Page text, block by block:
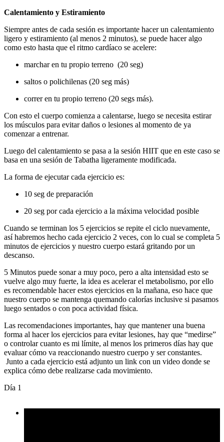
Calentamiento y Estiramiento
Siempre antes de cada sesión es importante hacer un calentamiento
ligero y estiramiento (al menos 2 minutos), se puede hacer algo
como esto hasta que el ritmo cardíaco se acelere:
marchar en tu propio terreno (20 seg)
saltos o polichilenas (20 seg más)
correr en tu propio terreno (20 segs más).
Con esto el cuerpo comienza a calentarse, luego se necesita estirar
los músculos para evitar daños o lesiones al momento de ya
comenzar a entrenar.
Luego del calentamiento se pasa a la sesión HIIT que en este caso se
basa en una sesión de Tabatha ligeramente modificada.
La forma de ejecutar cada ejercicio es:
10 seg de preparación
20 seg por cada ejercicio a la máxima velocidad posible
Cuando se terminan los 5 ejercicios se repite el ciclo nuevamente,
así habremos hecho cada ejercicio 2 veces, con lo cual se completa 5
minutos de ejercicios y nuestro cuerpo estará gritando por un
descanso.
5 Minutos puede sonar a muy poco, pero a alta intensidad esto se
vuelve algo muy fuerte, la idea es acelerar el metabolismo, por ello
es recomendable hacer estos ejercicios en la mañana, eso hace que
nuestro cuerpo se mantenga quemando calorías inclusive si pasamos
luego sentados o con poca actividad física.
Las recomendaciones importantes, hay que mantener una buena
forma al hacer los ejercicios para evitar lesiones, hay que “medirse”
o controlar cuanto es mi límite, al menos los primeros días hay que
evaluar cómo va reaccionando nuestro cuerpo y ser constantes.
Junto a cada ejercicio está adjunto un link con un video donde se
explica cómo debe realizarse cada movimiento.
Día 1